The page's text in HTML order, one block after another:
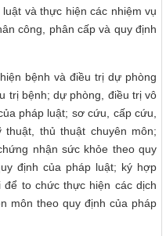
và thực hiện các nhiệm vụ
công, phân cấp và quy định
bệnh và điều trị dự phòng
trị bệnh; dự phòng, điều trị vô
pháp luật; sơ cứu, cấp cứu,
thủ thuật chuyên môn;
nhận sức khỏe theo quy
định của pháp luật; ký hợp
to chức thực hiện các dịch
môn theo quy định của pháp